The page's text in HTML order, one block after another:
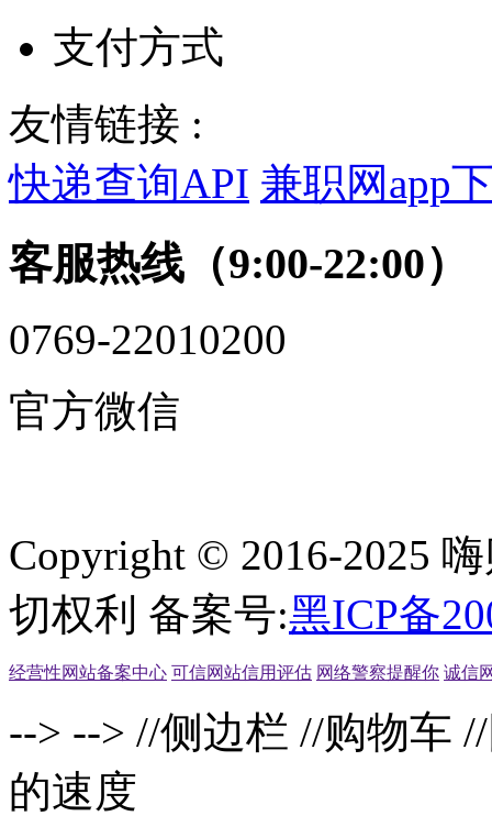
支付方式
友情链接 :
快递查询API 兼职网app
客服热线（9:00-22:00）
0769-22010200
官方微信
Copyright © 2016-2025
切权利 备案号:黑ICP备
经营性网站备案中心 可信网站信用评估 网络警察提醒你 诚信
--> --> //侧边栏 //购物车
的速度